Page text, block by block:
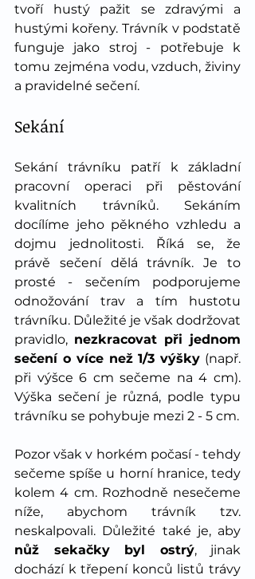
tvoří hustý pažit se zdravými a
hustými kořeny. Trávník v podstatě
funguje jako stroj - potřebuje k
tomu zejména vodu, vzduch, živiny
a pravidelné sečení.
Sekání
Sekání trávníku patří k základní
pracovní operaci při pěstování
kvalitních trávníků. Sekáním
docílíme jeho pěkného vzhledu a
dojmu jednolitosti. Říká se, že
právě sečení dělá trávník. Je to
prosté - sečením podporujeme
odnožování trav a tím hustotu
trávníku. Důležité je však dodržovat
pravidlo, nezkracovat při jednom
sečení o více než 1/3 výšky (např.
při výšce 6 cm sečeme na 4 cm).
Výška sečení je různá, podle typu
trávníku se pohybuje mezi 2 - 5 cm.
Pozor však v horkém počasí - tehdy
sečeme spíše u horní hranice, tedy
kolem 4 cm. Rozhodně nesečeme
níže, abychom trávník tzv.
nůž sekačky byl ostrý, jinak
dochází k třepení konců listů trávy